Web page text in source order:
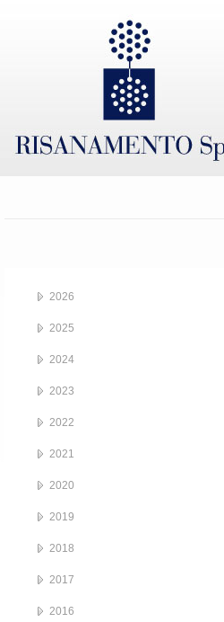
2026
2025
2024
2023
2022
2021
2020
2019
2018
2017
2016